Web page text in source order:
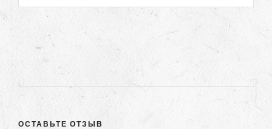
ОСТАВЬТЕ ОТЗЫВ